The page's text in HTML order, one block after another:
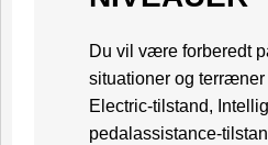
Du vil være forberedt
situationer og
Electric-tilstand,
pedalassistance-